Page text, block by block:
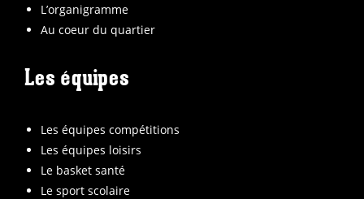
L’organigramme
Au coeur du quartier
Les équipes
Les équipes compétitions
Les équipes loisirs
Le basket santé
Le sport scolaire